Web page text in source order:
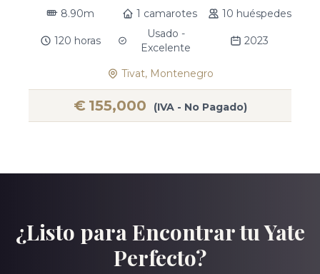
8.90m 1 camarotes 10 huéspedes
120 horas
Usado -
Excelente
2023
Tivat, Montenegro
€ 155,000 (IVA - No Pagado)
¿Listo para Encontrar tu Yate
Perfecto?